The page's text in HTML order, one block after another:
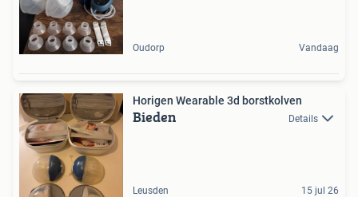
Oudorp Vandaag
Horigen Wearable 3d borstkolven
Bieden Details
Leusden 15 jul 26